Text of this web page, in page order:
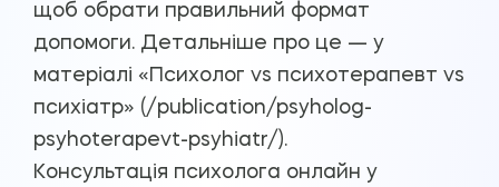
щоб обрати правильний формат
допомоги. Детальніше про це — у
матеріалі «Психолог vs психотерапевт vs
психіатр» (/publication/psyholog-
psyhoterapevt-psyhiatr/).
Консультація психолога онлайн у